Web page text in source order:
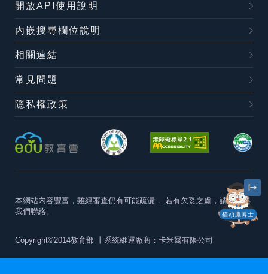
貓頭鷹博士
開放API使用說明
內嵌搜尋欄位說明
相關連結
常見問題
隱私權政策
本網站內容豐富，雖經審查仍有可能疏漏， 若有欠妥之處，請隨時與
我們聯絡。
Copyright©2014教育部 丨系統維運廠商：卡米爾有限公司